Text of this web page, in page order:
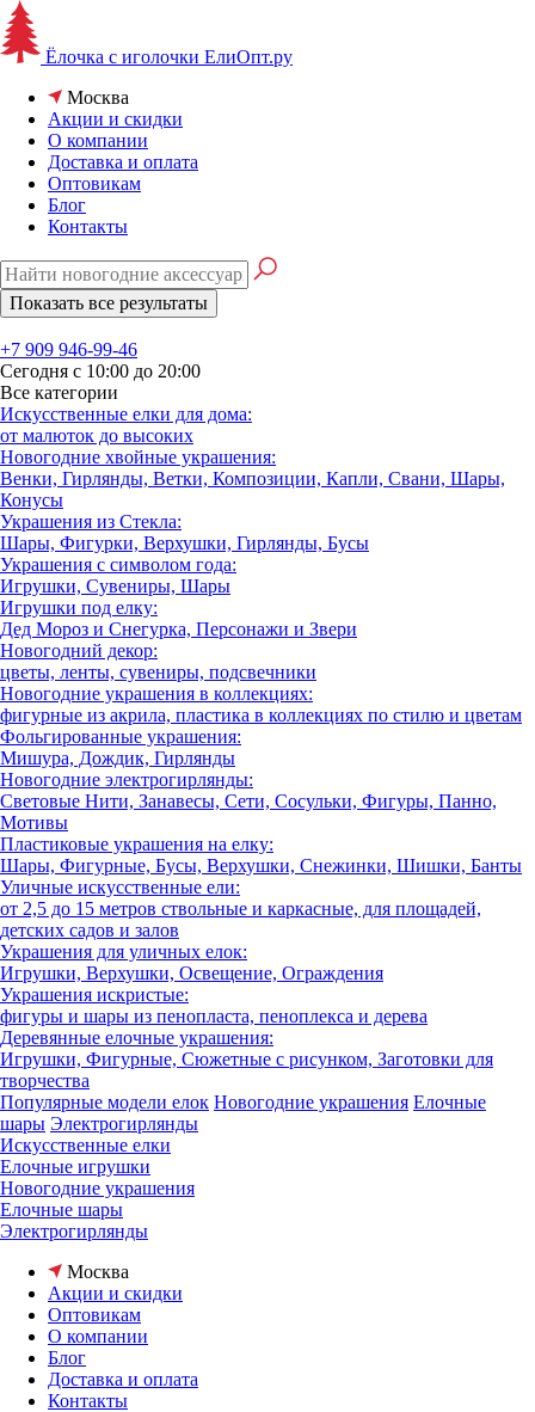
Ёлочка с иголочки ЕлиОпт.ру
Москва
Акции и скидки
О компании
Доставка и оплата
Оптовикам
Блог
Контакты
+7 909 946-99-46
Сегодня с 10:00 до 20:00
Все категории
Искусственные елки для дома:
от малюток до высоких
Новогодние хвойные украшения:
Венки, Гирлянды, Ветки, Композиции, Капли, Свани, Шары,
Конусы
Украшения из Стекла:
Шары, Фигурки, Верхушки, Гирлянды, Бусы
Украшения с символом года:
Игрушки, Сувениры, Шары
Игрушки под елку:
Дед Мороз и Снегурка, Персонажи и Звери
Новогодний декор:
цветы, ленты, сувениры, подсвечники
Новогодние украшения в коллекциях:
фигурные из акрила, пластика в коллекциях по стилю и цветам
Фольгированные украшения:
Мишура, Дождик, Гирлянды
Новогодние электрогирлянды:
Световые Нити, Занавесы, Сети, Сосульки, Фигуры, Панно,
Мотивы
Пластиковые украшения на елку:
Шары, Фигурные, Бусы, Верхушки, Снежинки, Шишки, Банты
Уличные искусственные ели:
от 2,5 до 15 метров ствольные и каркасные, для площадей,
детских садов и залов
Украшения для уличных елок:
Игрушки, Верхушки, Освещение, Ограждения
Украшения искристые:
фигуры и шары из пенопласта, пеноплекса и дерева
Деревянные елочные украшения:
Игрушки, Фигурные, Сюжетные с рисунком, Заготовки для
творчества
Популярные модели елок Новогодние украшения Елочные
шары Электрогирлянды
Искусственные елки
Елочные игрушки
Новогодние украшения
Елочные шары
Электрогирлянды
Москва
Акции и скидки
Оптовикам
О компании
Блог
Доставка и оплата
Контакты